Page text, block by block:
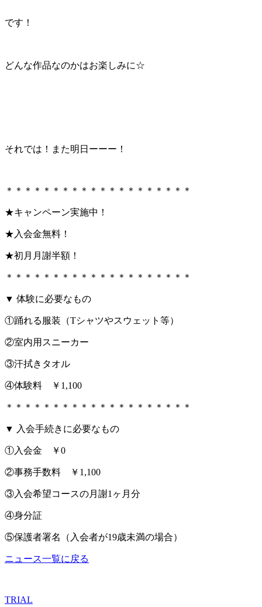
です！
どんな作品なのかはお楽しみに☆
それでは！また明日ーーー！
＊＊＊＊＊＊＊＊＊＊＊＊＊＊＊＊＊＊＊＊
★キャンペーン実施中！
★入会金無料！
★初月月謝半額！
＊＊＊＊＊＊＊＊＊＊＊＊＊＊＊＊＊＊＊＊
▼ 体験に必要なもの
①踊れる服装（Tシャツやスウェット等）
②室内用スニーカー
③汗拭きタオル
④体験料 ￥1,100
＊＊＊＊＊＊＊＊＊＊＊＊＊＊＊＊＊＊＊＊
▼ 入会手続きに必要なもの
①入会金 ￥0
②事務手数料 ￥1,100
③入会希望コースの月謝1ヶ月分
④身分証
⑤保護者署名（入会者が19歳未満の場合）
ニュース一覧に戻る
TRIAL